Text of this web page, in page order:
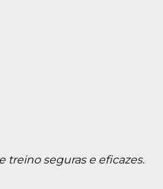
seguras e eficazes.